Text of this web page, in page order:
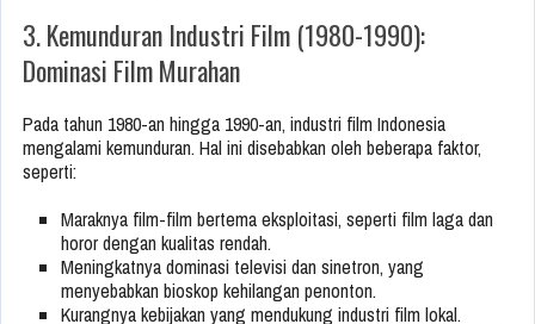
3. Kemunduran Industri Film (1980-1990):
Dominasi Film Murahan
Pada tahun 1980-an hingga 1990-an, industri film Indonesia
mengalami kemunduran. Hal ini disebabkan oleh beberapa faktor,
seperti:
Maraknya film-film bertema eksploitasi, seperti film laga dan
horor dengan kualitas rendah.
Meningkatnya dominasi televisi dan sinetron, yang
menyebabkan bioskop kehilangan penonton.
Kurangnya kebijakan yang mendukung industri film lokal.